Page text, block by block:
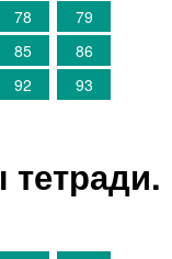
78
79
85
86
92
93